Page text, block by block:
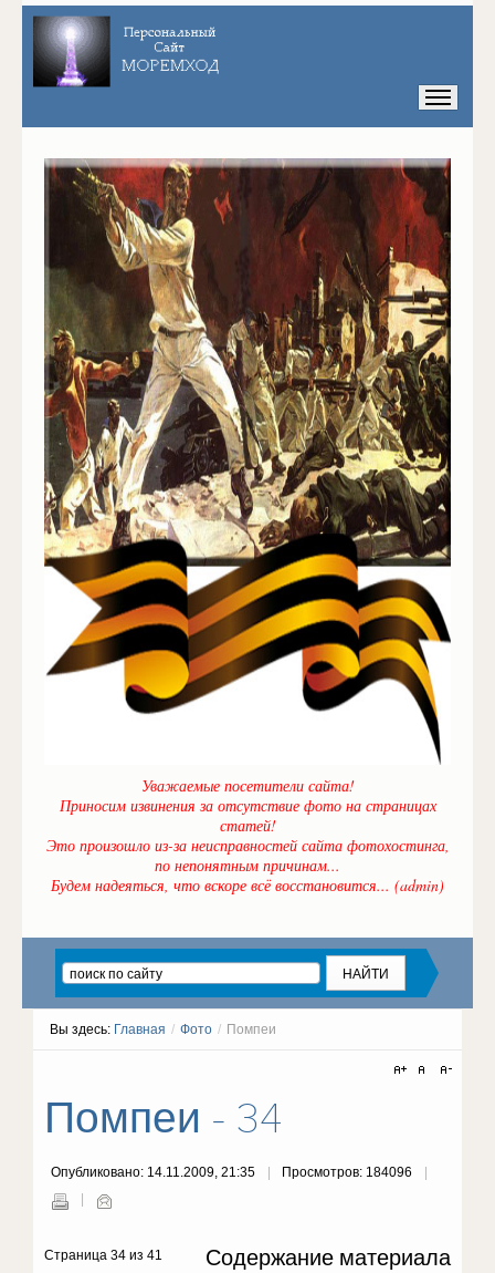
Уважаемые посетители сайта!
Приносим извинения за отсутствие фото на страницах
статей!
Это произошло из-за неисправностей сайта фотохостинга,
по непонятным причинам...
Будем надеяться, что вскоре всё восстановится... (admin)
Вы здесь: Главная / Фото / Помпеи
Помпеи - 34
Опубликовано: 14.11.2009, 21:35 Просмотров: 184096
Содержание материала
Страница 34 из 41